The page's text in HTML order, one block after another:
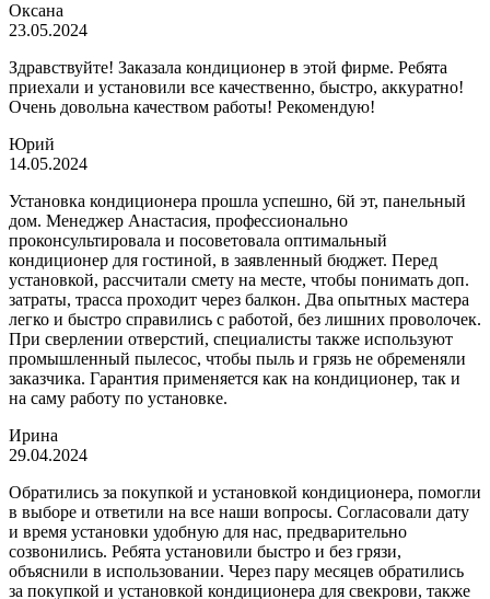
Оксана
23.05.2024
Здравствуйте! Заказала кондиционер в этой фирме. Ребята
приехали и установили все качественно, быстро, аккуратно!
Очень довольна качеством работы! Рекомендую!
Юрий
14.05.2024
Установка кондиционера прошла успешно, 6й эт, панельный
дом. Менеджер Анастасия, профессионально
проконсультировала и посоветовала оптимальный
кондиционер для гостиной, в заявленный бюджет. Перед
установкой, рассчитали смету на месте, чтобы понимать доп.
затраты, трасса проходит через балкон. Два опытных мастера
легко и быстро справились с работой, без лишних проволочек.
При сверлении отверстий, специалисты также используют
промышленный пылесос, чтобы пыль и грязь не обременяли
заказчика. Гарантия применяется как на кондиционер, так и
на саму работу по установке.
Ирина
29.04.2024
Обратились за покупкой и установкой кондиционера, помогли
в выборе и ответили на все наши вопросы. Согласовали дату
и время установки удобную для нас, предварительно
созвонились. Ребята установили быстро и без грязи,
объяснили в использовании. Через пару месяцев обратились
за покупкой и установкой кондиционера для свекрови, также